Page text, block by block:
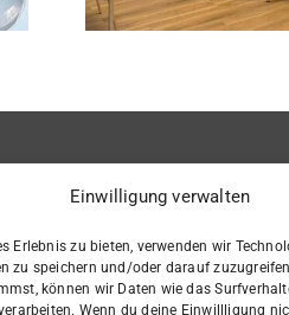
Einwilligung verwalten
Erlebnis zu bieten, verwenden wir
zu speichern und/oder darauf
können wir Daten wie das
Wenn du deine Einwillligung
Informationen
Impressum
Datenschutz